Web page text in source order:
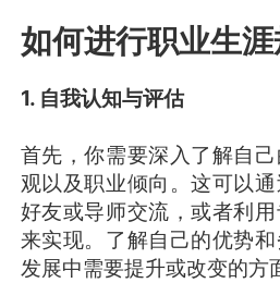
如何进行职业生涯
1. 自我认知与评估
首先，你需要深入了解自
观以及职业倾向。这可以
好友或导师交流，或者利
来实现。了解自己的优势
发展中需要提升或改变的方